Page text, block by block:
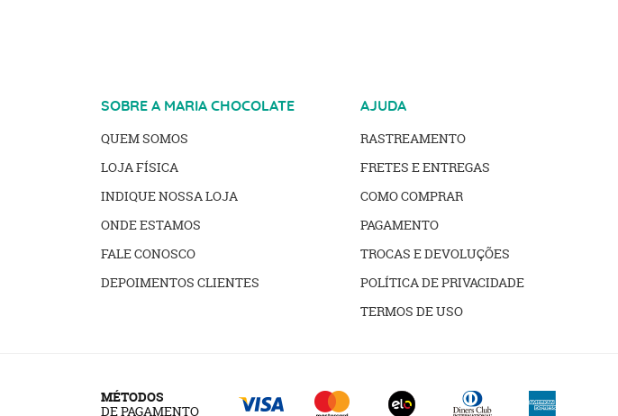
SOBRE A MARIA CHOCOLATE
QUEM SOMOS
LOJA FÍSICA
INDIQUE NOSSA LOJA
ONDE ESTAMOS
FALE CONOSCO
DEPOIMENTOS CLIENTES
AJUDA
RASTREAMENTO
FRETES E ENTREGAS
COMO COMPRAR
PAGAMENTO
TROCAS E DEVOLUÇÕES
POLÍTICA DE PRIVACIDADE
TERMOS DE USO
MÉTODOS
DE PAGAMENTO